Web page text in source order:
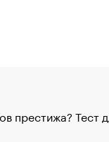
престижа? Тест